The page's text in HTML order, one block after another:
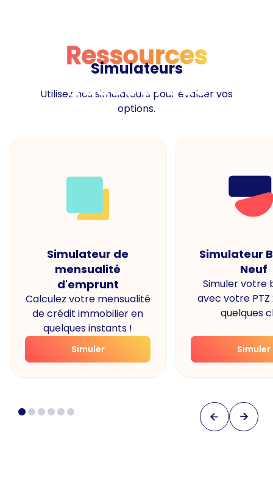
Ressources
Ressources
Simulateurs
Utilisez nos simulateurs pour évaluer vos
options.
Simulateur de
mensualité
d'emprunt
Calculez votre mensualité
de crédit immobilier en
quelques instants !
Simuler
Simulateur
Neuf
Simuler votre
avec votre PTZ
quelques
Simuler